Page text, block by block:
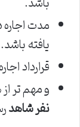
مدت اجاره
یافته باشد.
قرارداد
و مهم تر
نفر شاهد